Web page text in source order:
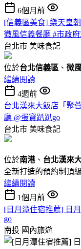
6個月前
[信義區美食] 樂天皇
微風信義餐廳 #市政
台北市 美味食記
位於台北信義區 、 微
繼續閱讀
4週前
台北漢來大飯店「聚
廳 @蛋寶趴趴go
台北市 美味食記
位於南港、 台北漢來
全新打造的預約制頂
繼續閱讀
1個月前
[日月潭住宿推薦] 日
go
南投 國內旅遊